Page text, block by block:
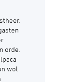
orde.
wol